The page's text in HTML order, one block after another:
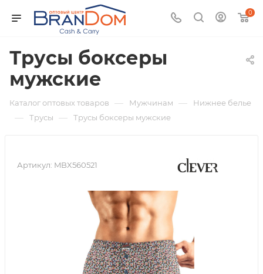
0
Трусы боксеры
мужские
Каталог оптовых товаров — Мужчинам — Нижнее белье
— Трусы — Трусы боксеры мужские
Артикул: MBX560521